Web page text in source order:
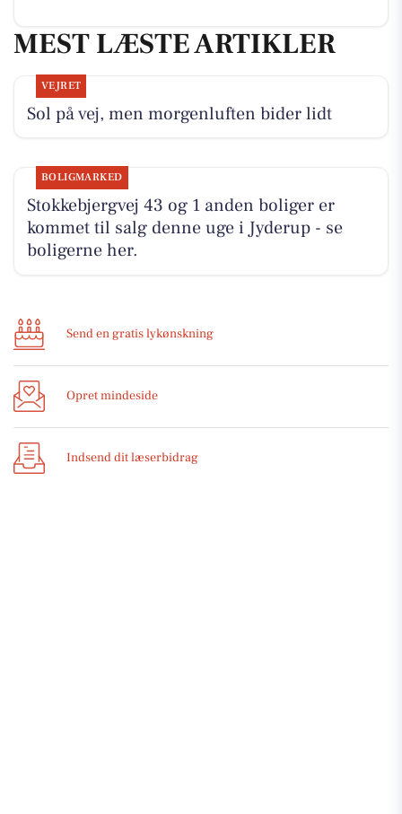
MEST LÆSTE ARTIKLER
VEJRET
Sol på vej, men morgenluften bider lidt
BOLIGMARKED
Stokkebjergvej 43 og 1 anden boliger er
kommet til salg denne uge i Jyderup - se
boligerne her.
Send en gratis lykønskning
Opret mindeside
Indsend dit læserbidrag